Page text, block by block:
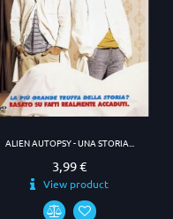
ALIEN AUTOPSY - UNA STORIA...
Prezzo
3,99 €
View product